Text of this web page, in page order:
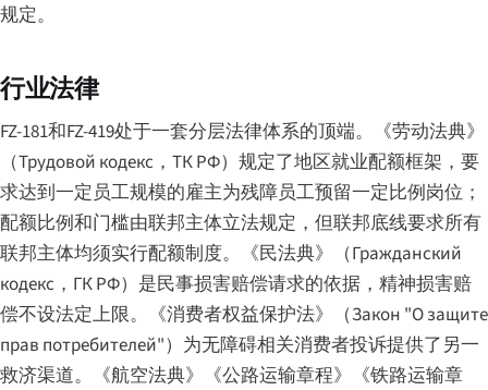
规定。
行业法律
FZ-181和FZ-419处于一套分层法律体系的顶端。《劳动法典》
（Трудовой кодекс ，ТК РФ）规定了地区就业配额框架，要
求达到一定员工规模的雇主为残障员工预留一定比例岗位；
配额比例和门槛由联邦主体立法规定，但联邦底线要求所有
联邦主体均须实行配额制度。《民法典》（Гражданский
кодекс ，ГК РФ）是民事损害赔偿请求的依据，精神损害赔
偿不设法定上限。《消费者权益保护法》（Закон "О защите
прав потребителей"）为无障碍相关消费者投诉提供了另一
救济渠道。《航空法典》《公路运输章程》《铁路运输章